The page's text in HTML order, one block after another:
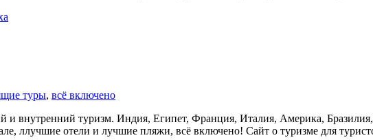
туры, всё включено
и внутренний туризм. Индия, Египет, Франция, Италия, Америка,
ллучшие отели и лучшие пляжи, всё включено! Сайт о туризме для